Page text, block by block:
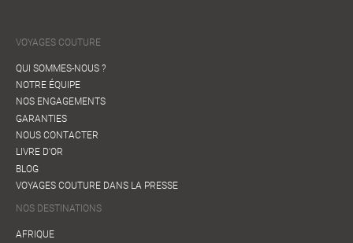
VOYAGES COUTURE
QUI SOMMES-NOUS ?
NOTRE ÉQUIPE
NOS ENGAGEMENTS
GARANTIES
NOUS CONTACTER
LIVRE D'OR
BLOG
VOYAGES COUTURE DANS LA PRESSE
NOS DESTINATIONS
AFRIQUE